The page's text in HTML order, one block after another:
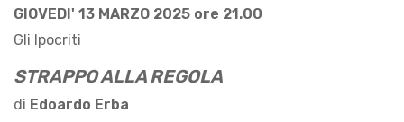
GIOVEDI' 13 MARZO 2025 ore 21.00
Gli Ipocriti
STRAPPO ALLA REGOLA
di Edoardo Erba